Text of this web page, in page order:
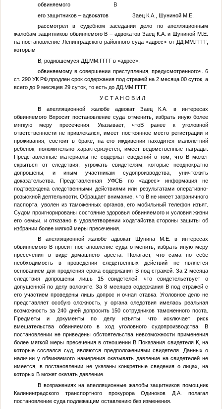
обвиняемого В
его защитников – адвокатов Заец К.А., Шуниной М.Е.
рассмотрел в судебном заседании дело по апелляционным
жалобам защитников обвиняемогоВ – адвокатов Заец К.А. и Шуниной М.Е.
на постановление Ленинградского районного суда<адрес> от ДД.ММ.ГГГГ,
которым
В, родившемуся ДД.ММ.ГГГГв <адрес>,
обвиняемому в совершении преступления, предусмотренногоч. 6
ст. 290 УК РФ,продлен срок содержания под стражей на 2 месяца 00 суток, а
всего до 9 месяцев 29 суток, то есть до ДД.ММ.ГГГГ,
У С Т А Н О В И Л:
В апелляционной жалобе адвокат Заец К.А. в интересах
обвиняемогоВпросит постановление суда отменить, избрать иную более
мягкую меру пресечения. Указывает, чтоВ ранее к уголовной
ответственности не привлекался, имеет постоянное место регистрации и
проживания, состоит в браке, на его иждивении находится малолетний
ребенок, положительно характеризуется, имеет ведомственные награды.
Представленные материалы не содержат сведений о том, что Вможет
скрыться от следствия, угрожать свидетелям, которые неоднократно
допрошены, и иным участникам судопроизводства, уничтожить
доказательства. Представленная УФСБ по<адрес> информация не
подтверждена следственными действиями или результатами оперативно-
розыскной деятельности. Обращает внимание, что Вне имеет заграничного
паспорта, уволен из таможенных органов, его мобильный телефон изъят.
Судом проигнорированы состояние здоровья обвиняемого и условия жизни
его семьи, и отказано в удовлетворении ходатайства стороны защиты об
избрании более мягкой меры пресечения.
В апелляционной жалобе адвокат Шунина М.Е. в интересах
обвиняемого В просит постановление суда отменить, избрать иную меру
пресечения в виде домашнего ареста. Полагает, что сама по себе
необходимость в проведении следственных действий не является
основанием для продления срока содержания Впод стражей. За 2 месяца
следствия допрошены лишь 15 свидетелей, что свидетельствует о
допущенной по делу волоките. За 8 месяцев содержанияВ под стражей с
его участием проведены лишь допрос и очная ставка. Уголовное дело не
представляет особую сложность, у органа следствия имелась реальная
возможность за 240 дней допросить 150 сотрудников таможенного поста.
Предметы и документы по делу изъяты, что исключает риск
вмешательства обвиняемого в ход уголовного судопроизводства. В
постановлении не приведены обстоятельства невозможности применения
более мягкой меры пресечения в отношенииВ Показания свидетеля К, на
которые сослался суд, являются предположениями свидетеля. Данных о
наличии у обвиняемого намерения оказывать давление на свидетелей не
имеется, в постановлении не указаны конкретные сведения о лицах, на
которых Вможет оказать давление.
В возражениях на апелляционные жалобы защитников помощник
Калининградского транспортного прокурора Одиноков Д.А. полагал
постановление суда подлежащим оставлению без изменения.